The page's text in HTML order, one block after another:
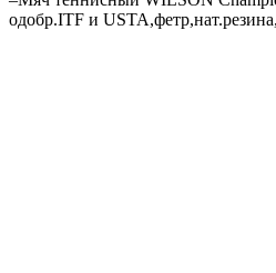
одобр.ITF и